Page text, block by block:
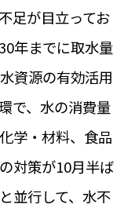
み解くフランス
せ
シー
足が目立ってお
年までに取水量
資源の有効活用
で、水の消費量
学・材料、食品
対策が10月半ば
並行して、水不